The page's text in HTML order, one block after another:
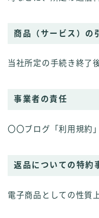
商品（サービス）の
当社所定の手続き終了
事業者の責任
〇〇ブログ「利用規約
返品についての特約
電子商品としての性質